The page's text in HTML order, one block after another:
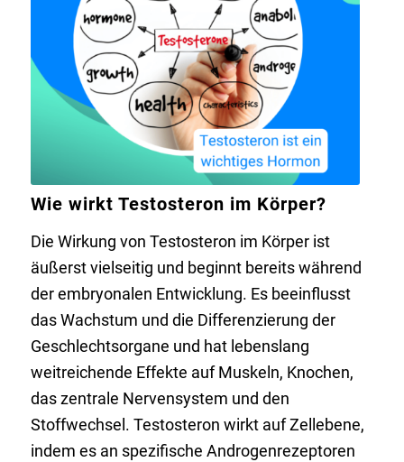
Wie wirkt Testosteron im Körper?
Die Wirkung von Testosteron im Körper ist
äußerst vielseitig und beginnt bereits während
der embryonalen Entwicklung. Es beeinflusst
das Wachstum und die Differenzierung der
Geschlechtsorgane und hat lebenslang
weitreichende Effekte auf Muskeln, Knochen,
das zentrale Nervensystem und den
Stoffwechsel. Testosteron wirkt auf Zellebene,
indem es an spezifische Androgenrezeptoren